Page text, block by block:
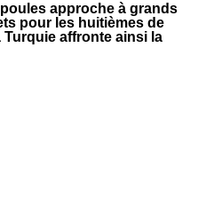
approche à grands
pour les huitièmes de
Turquie affronte ainsi la